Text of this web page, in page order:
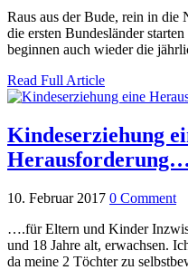
Raus aus der Bude, rein in die
die ersten Bundesländer
beginnen auch wieder die
Read Full Article
Kindeserziehung
10. Februar 2017 0 Comment
….für Eltern und Kinder
und 18 Jahre alt, erwachsen.
da meine 2 Töchter zu